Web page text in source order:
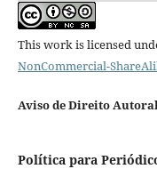
This work is licensed
NonCommercial-
Aviso de Direito
Política para